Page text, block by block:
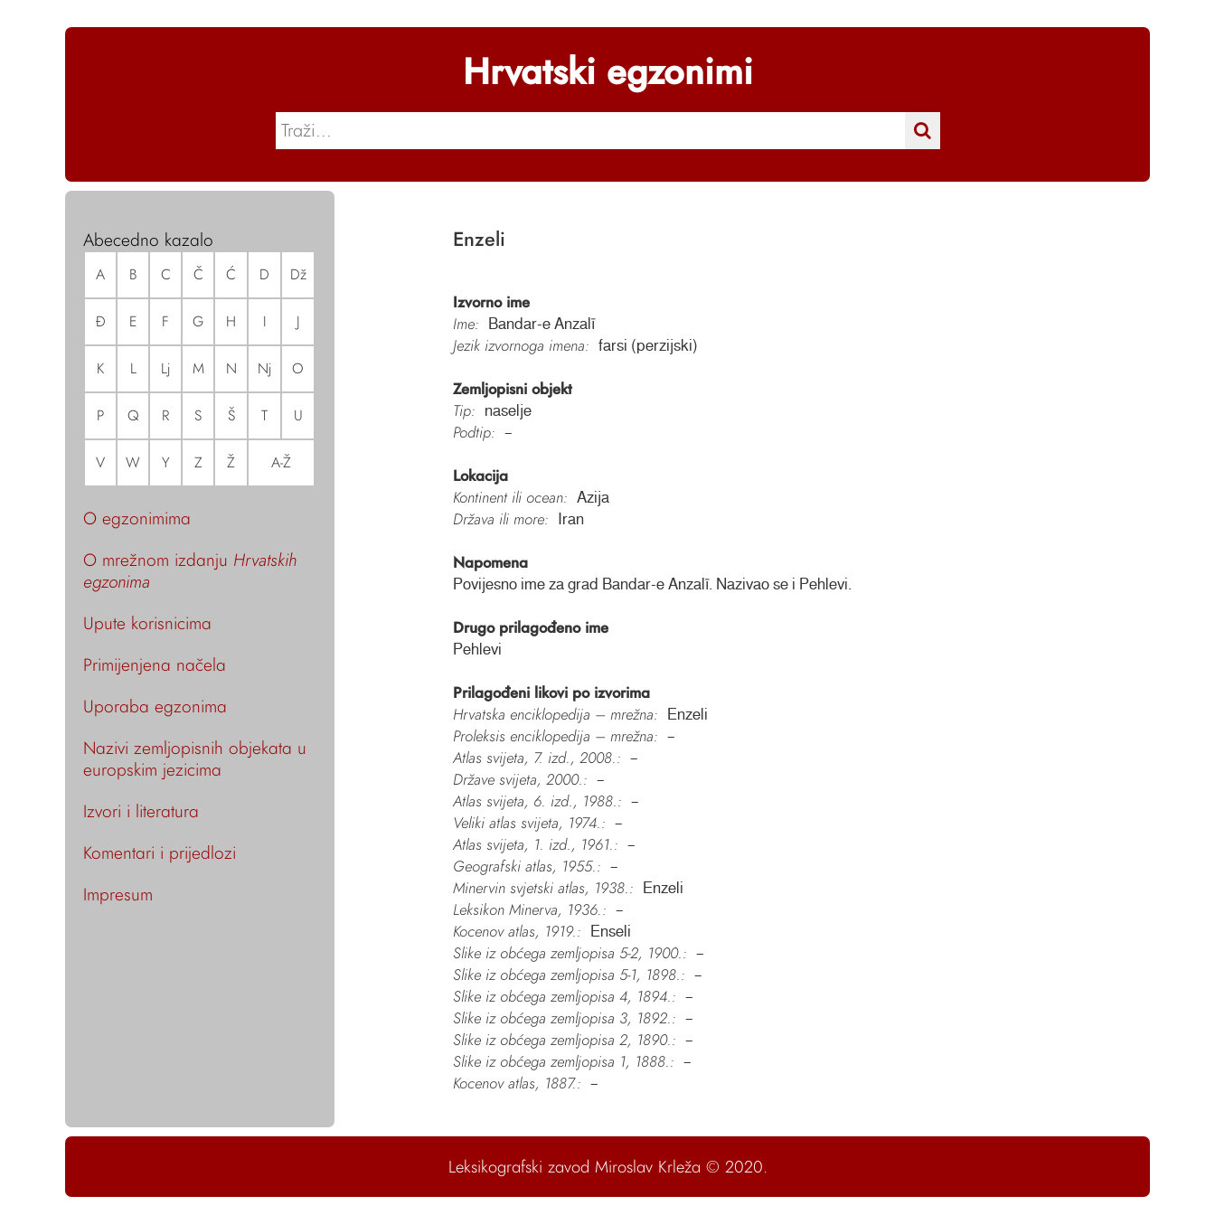
Hrvatski egzonimi
Abecedno kazalo
A B C Č Ć D Dž
Đ E F G H I J
K L Lj M N Nj O
P Q R S Š T U
V W Y Z Ž A-Ž
O egzonimima
O mrežnom izdanju Hrvatskih
egzonima
Upute korisnicima
Primijenjena načela
Uporaba egzonima
Nazivi zemljopisnih objekata u
europskim jezicima
Izvori i literatura
Komentari i prijedlozi
Impresum
Enzeli
Izvorno ime
Ime:
Bandar-e Anzalī
Jezik izvornoga imena: farsi (perzijski)
Zemljopisni objekt
Tip:
naselje
Podtip: –
Lokacija
Kontinent ili ocean:
Azija
Država ili more: Iran
Napomena
Povijesno ime za grad Bandar-e Anzalī. Nazivao se i Pehlevi.
Drugo prilagođeno ime
Pehlevi
Prilagođeni likovi po izvorima
Hrvatska enciklopedija – mrežna:
Enzeli
Proleksis enciklopedija – mrežna: –
Atlas svijeta, 7. izd., 2008.: –
Države svijeta, 2000.: –
Atlas svijeta, 6. izd., 1988.: –
Veliki atlas svijeta, 1974.: –
Atlas svijeta, 1. izd., 1961.: –
Geografski atlas, 1955.: –
Minervin svjetski atlas, 1938.: Enzeli
Leksikon Minerva, 1936.: –
Kocenov atlas, 1919.: Enseli
Slike iz obćega zemljopisa 5-2, 1900.: –
Slike iz obćega zemljopisa 5-1, 1898.: –
Slike iz obćega zemljopisa 4, 1894.: –
Slike iz obćega zemljopisa 3, 1892.: –
Slike iz obćega zemljopisa 2, 1890.: –
Slike iz obćega zemljopisa 1, 1888.: –
Kocenov atlas, 1887.: –
Leksikografski zavod Miroslav Krleža © 2020.